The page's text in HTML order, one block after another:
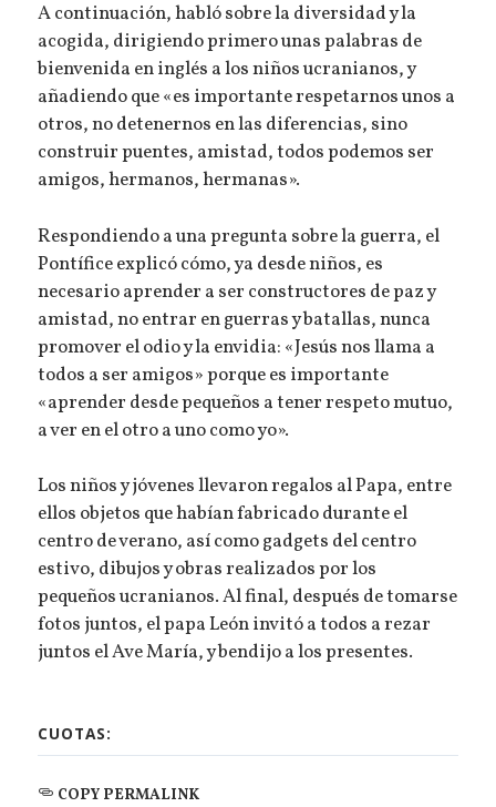
A continuación, habló sobre la diversidad y la
acogida, dirigiendo primero unas palabras de
bienvenida en inglés a los niños ucranianos, y
añadiendo que «es importante respetarnos unos a
otros, no detenernos en las diferencias, sino
construir puentes, amistad, todos podemos ser
amigos, hermanos, hermanas».
Respondiendo a una pregunta sobre la guerra, el
Pontífice explicó cómo, ya desde niños, es
necesario aprender a ser constructores de paz y
amistad, no entrar en guerras y batallas, nunca
promover el odio y la envidia: «Jesús nos llama a
todos a ser amigos» porque es importante
«aprender desde pequeños a tener respeto mutuo,
a ver en el otro a uno como yo».
Los niños y jóvenes llevaron regalos al Papa, entre
ellos objetos que habían fabricado durante el
centro de verano, así como gadgets del centro
estivo, dibujos y obras realizados por los
pequeños ucranianos. Al final, después de tomarse
fotos juntos, el papa León invitó a todos a rezar
juntos el Ave María, y bendijo a los presentes.
CUOTAS:
COPY PERMALINK